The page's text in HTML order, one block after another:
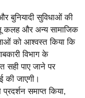
बुनियादी सुविधाओं की
कलह और अन्य सामाजिक
को आश्वस्त किया कि
विभाग के
सही पाए जाने पर
की जाएगी।
समाप्त किया,